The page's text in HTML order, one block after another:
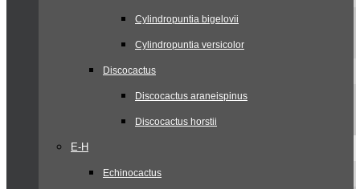
Cylindropuntia bigelovii
Cylindropuntia versicolor
Discocactus
Discocactus araneispinus
Discocactus horstii
E-H
Echinocactus